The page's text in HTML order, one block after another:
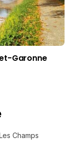
Garonne
Champs